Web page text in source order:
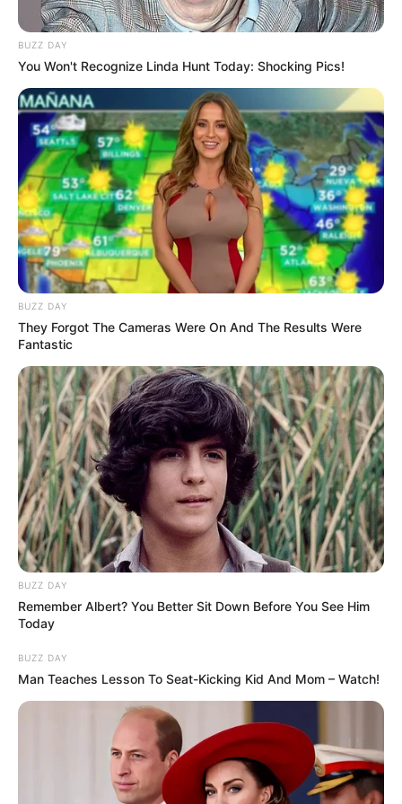
Serem! 9 Chat Ojek Online &
Pelanggan Ini Bikin Auto
Merinding
Bikin Ngakak, 10 Potret
Cosplay Murah Pakai Bahan
Seadanya
Anti Mainstream, 10 Cara
Membawa Barang Belanjaan
BUZZ DAY
You Won't Recognize Linda Hunt Today: Shocking Pics!
BUZZ DAY
They Forgot The Cameras Were On And The Results Were
Fantastic
BUZZ DAY
Remember Albert? You Better Sit Down Before You See Him
Today
BUZZ DAY
Man Teaches Lesson To Seat-Kicking Kid And Mom – Watch!